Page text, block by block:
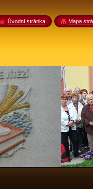
Úvodní stránka Mapa